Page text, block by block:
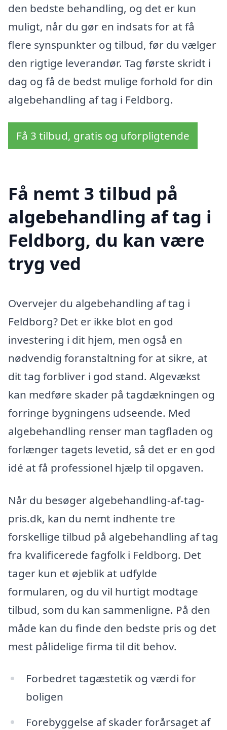
den bedste behandling, og det er kun
muligt, når du gør en indsats for at få
flere synspunkter og tilbud, før du vælger
den rigtige leverandør. Tag første skridt i
dag og få de bedst mulige forhold for din
algebehandling af tag i Feldborg.
Få 3 tilbud, gratis og uforpligtende
Få nemt 3 tilbud på
algebehandling af tag i
Feldborg, du kan være
tryg ved
Overvejer du algebehandling af tag i
Feldborg? Det er ikke blot en god
investering i dit hjem, men også en
nødvendig foranstaltning for at sikre, at
dit tag forbliver i god stand. Algevækst
kan medføre skader på tagdækningen og
forringe bygningens udseende. Med
algebehandling renser man tagfladen og
forlænger tagets levetid, så det er en god
idé at få professionel hjælp til opgaven.
Når du besøger algebehandling-af-tag-
pris.dk, kan du nemt indhente tre
forskellige tilbud på algebehandling af tag
fra kvalificerede fagfolk i Feldborg. Det
tager kun et øjeblik at udfylde
formularen, og du vil hurtigt modtage
tilbud, som du kan sammenligne. På den
måde kan du finde den bedste pris og det
mest pålidelige firma til dit behov.
Forbedret tagæstetik og værdi for
boligen
Forebyggelse af skader forårsaget af